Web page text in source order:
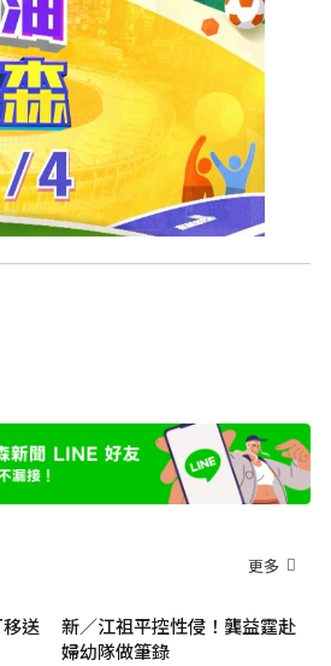
更多
送
新／江祖平控性侵！龔益霆赴
婦幼隊做筆錄